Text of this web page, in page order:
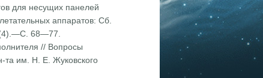
для несущих панелей
аппаратов: Сб.
68—77.
// Вопро­сы
та им. Н. Е. Жуковского